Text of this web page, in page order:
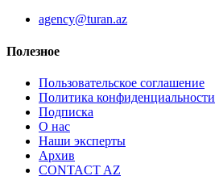
agency@turan.az
Полезное
Пользовательское соглашение
Политика конфиденциальности
Подписка
О нас
Наши эксперты
Архив
CONTACT AZ